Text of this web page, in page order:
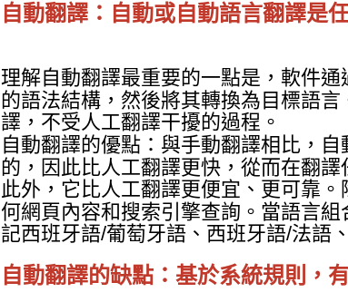
自動翻譯：自動或自動語言翻譯是
理解自動翻譯最重要的一點是，軟件
的語法結構，然後將其轉換為目標語
譯，不受人工翻譯干擾的過程。
自動翻譯的優點：與手動翻譯相比，
的，因此比人工翻譯更快，從而在翻譯
此外，它比人工翻譯更便宜、更可靠
何網頁內容和搜索引擎查詢。當語言
記西班牙語/葡萄牙語、西班牙語/法語
自動翻譯的缺點：基於系統規則，